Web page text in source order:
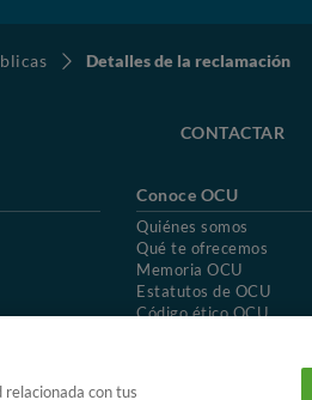
Detalles de la reclamación
CONTACTAR
Conoce OCU
Quiénes somos
Qué te ofrecemos
Memoria OCU
Estatutos de OCU
Código ético OCU
Uso del nombre y de los signos
con tus